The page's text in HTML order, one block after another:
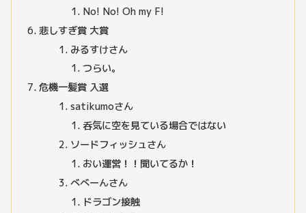
No! No! Oh my F!
悲しすぎ賞 大賞
みるすけさん
つらい。
危機一髪賞 入選
satikumoさん
呑気に空を見ている場合ではない
ソードフィッシュさん
おい運営！！聞いてるか！
べべーんさん
ドラゴン接触